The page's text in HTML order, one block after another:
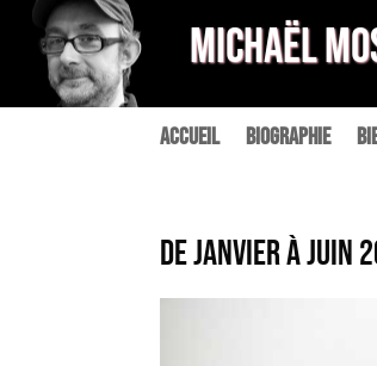
MICHAËL
Accueil Biographie
DE JANVIER à JUIN